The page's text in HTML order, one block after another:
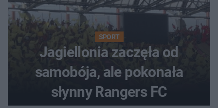
SPORT
Jagiellonia zaczęła od
samobója, ale pokonała
słynny Rangers FC